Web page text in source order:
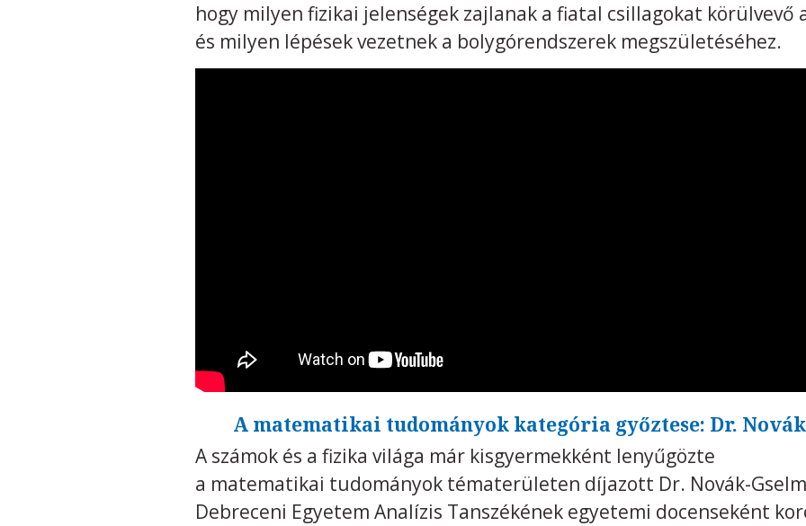
hogy milyen fizikai jelenségek zajlanak a fiatal csillagokat körülvevő
és milyen lépések vezetnek a bolygórendszerek megszületéséhez.
A matematikai tudományok kategória győztese: Dr.
A számok és a fizika világa már kisgyermekként lenyűgözte
a matematikai tudományok tématerületen díjazott Dr. Novák-
Debreceni Egyetem Analízis Tanszékének egyetemi docenseként